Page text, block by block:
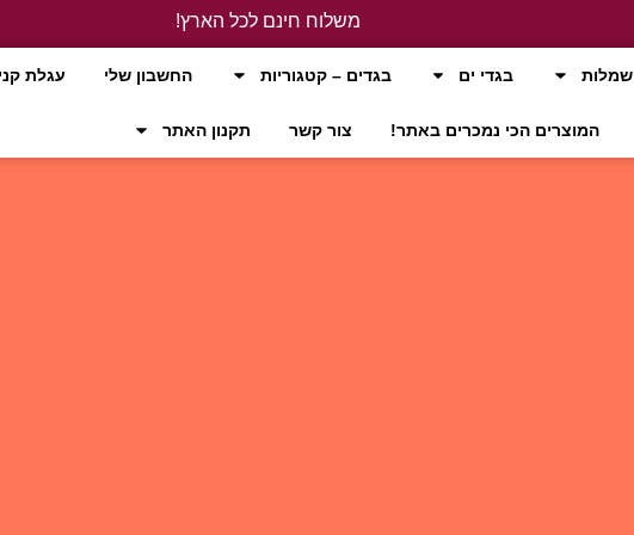
משלוח חינם לכל הארץ!
שמלות בגדי ים בגדים – קטגוריות החשבון שלי עגלת
המוצרים הכי נמכרים באתר! צור קשר תקנון האתר